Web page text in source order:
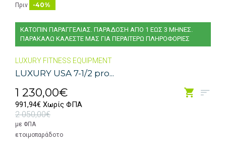
Πριν -40%
ΚΑΤΟΠΙΝ ΠΑΡΑΓΓΕΛΙΑΣ. ΠΑΡΑΔΟΣΗ ΑΠΟ 1 ΕΩΣ 3 ΜΗΝΕΣ.
ΠΑΡΑΚΑΛΩ ΚΑΛΕΣΤΕ ΜΑΣ ΓΙΑ ΠΕΡΑΙΤΕΡΩ ΠΛΗΡΟΦΟΡΙΕΣ
LUXURY FITNESS EQUIPMENT
LUXURY USA 7-1/2 pro...
1 230,00€
991,94€ Χωρίς ΦΠΑ
2 050,00€
με ΦΠΑ
ετοιμοπαράδοτο